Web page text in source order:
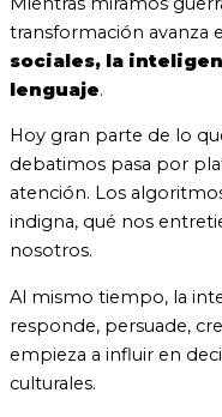
transformación avanza
sociales, la
lenguaje.
Hoy gran parte de lo
debatimos pasa por
atención. Los
indigna, qué nos
nosotros.
Al mismo tiempo, la
responde, persuade,
empieza a influir en
culturales.